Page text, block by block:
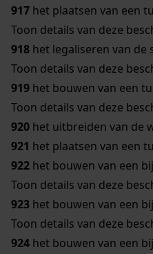
917 het plaatsen van een
Toon details van deze
918 het legaliseren van de
Toon details van deze
919 het bouwen van een
Toon details van deze
920 het uitbreiden van de
921 het plaatsen van een
922 het bouwen van een
Toon details van deze
923 het bouwen van een
Toon details van deze
924 het bouwen van een